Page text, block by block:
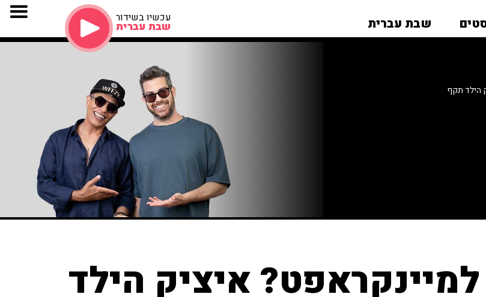
שבת עברית עכשיו בשידור
שבת עברית
הילד תקף
איציק הילד